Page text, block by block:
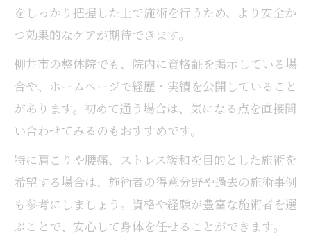
をしっかり把握した上で施術を行うため、より安全か
つ効果的なケアが期待できます。
柳井市の整体院でも、院内に資格証を掲示している場
合や、ホームページで経歴・実績を公開していること
があります。初めて通う場合は、気になる点を直接問
い合わせてみるのもおすすめです。
特に肩こりや腰痛、ストレス緩和を目的とした施術を
希望する場合は、施術者の得意分野や過去の施術事例
も参考にしましょう。資格や経験が豊富な施術者を選
ぶことで、安心して身体を任せることができます。